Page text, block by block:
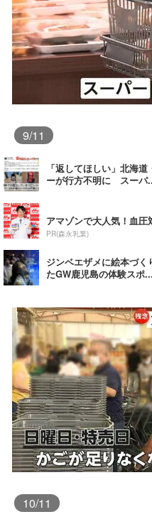
9/11
「返してほしい」北海
ーが行方不明に スーパ
アマゾンで大人気！血
PR(森永乳業)
ジンベエザメに絵本づ
たGW鹿児島の体験スポ...
10/11